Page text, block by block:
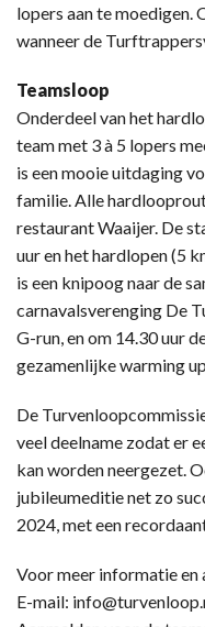
lopers aan te
wanneer de
Teamsloop
Onderdeel van het
team met 3 à 5 lopers
is een mooie uitdaging
familie. Alle
restaurant Waaijer. De
uur en het hardlopen (5
is een knipoog naar de
carnavalsverenging De
G-run, en om 14.30 uur
gezamenlijke warming
De
veel deelname zodat er
kan worden neergezet.
jubileumeditie net zo
2024, met een
Voor meer informatie en
E-mail: